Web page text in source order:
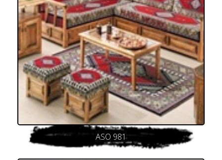
ASO 981